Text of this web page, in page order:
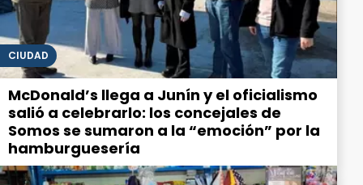
CIUDAD
McDonald’s llega a Junín y el oficialismo
salió a celebrarlo: los concejales de
Somos se sumaron a la “emoción” por la
hamburguesería